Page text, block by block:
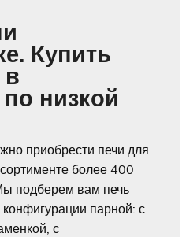
Купить
низкой
приобрести печи для
более 400
подберем вам печь
парной: с
с